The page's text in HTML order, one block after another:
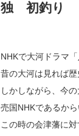
独 初釣り
NHKで大河ドラマ
昔の大河は見れば歴
しかしながら、今
売国NHKであるか
この時の会津藩に